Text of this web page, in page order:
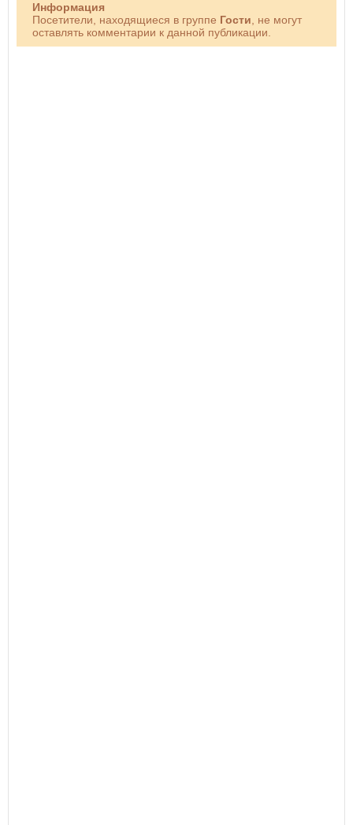
Информация
Посетители, находящиеся в группе Гости, не могут
оставлять комментарии к данной публикации.